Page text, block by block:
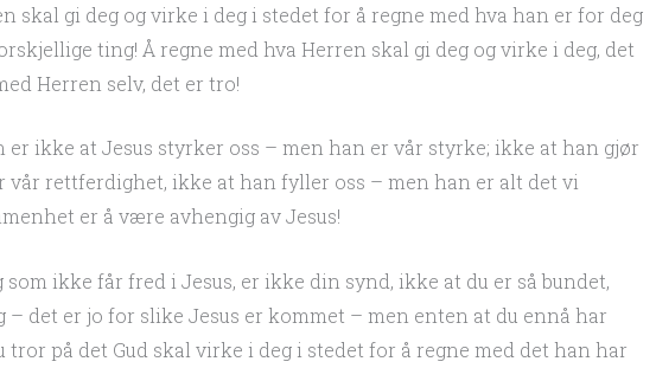
skal gi deg og virke i deg i stedet for å regne med hva han er for deg
ting! Å regne med hva Herren skal gi deg og virke i deg, det
Herren selv, det er tro!
ikke at Jesus styrker oss – men han er vår styrke; ikke at han gjør
vår rettferdighet, ikke at han fyller oss – men han er alt det vi
er å være avhengig av Jesus!
ikke får fred i Jesus, er ikke din synd, ikke at du er så bundet,
– det er jo for slike Jesus er kommet – men enten at du ennå har
tror på det Gud skal virke i deg i stedet for å regne med det han har